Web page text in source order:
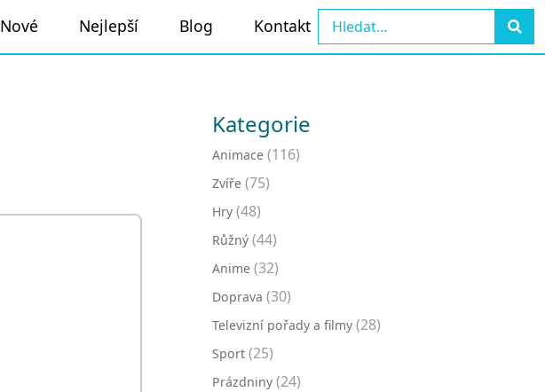
Nové Nejlepší Blog Kontakt
Kategorie
Animace (116)
Zvíře (75)
Hry (48)
Růžný (44)
Anime (32)
Doprava (30)
Televizní pořady a filmy (28)
Sport (25)
Prázdniny (24)